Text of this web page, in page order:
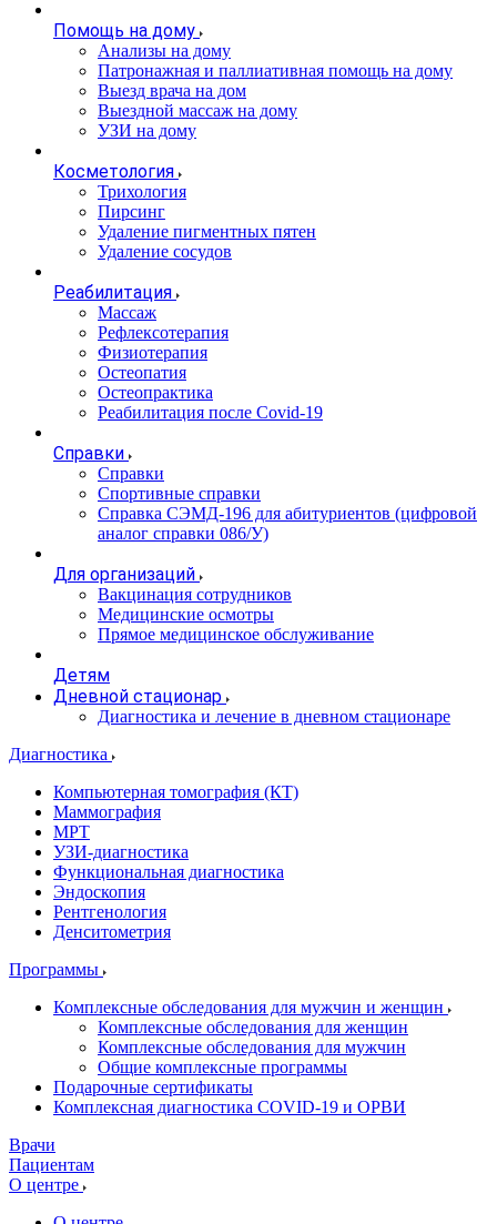
Помощь на дому
Анализы на дому
Патронажная и паллиативная помощь на дому
Выезд врача на дом
Выездной массаж на дому
УЗИ на дому
Косметология
Трихология
Пирсинг
Удаление пигментных пятен
Удаление сосудов
Реабилитация
Массаж
Рефлексотерапия
Физиотерапия
Остеопатия
Остеопрактика
Реабилитация после Covid-19
Справки
Справки
Спортивные справки
Справка СЭМД‑196 для абитуриентов (цифровой
аналог справки 086/У)
Для организаций
Вакцинация сотрудников
Медицинские осмотры
Прямое медицинское обслуживание
Детям
Дневной стационар
Диагностика и лечение в дневном стационаре
Диагностика
Компьютерная томография (КТ)
Маммография
МРТ
УЗИ-диагностика
Функциональная диагностика
Эндоскопия
Рентгенология
Денситометрия
Программы
Комплексные обследования для мужчин и женщин
Комплексные обследования для женщин
Комплексные обследования для мужчин
Общие комплексные программы
Подарочные сертификаты
Комплексная диагностика COVID-19 и ОРВИ
Врачи
Пациентам
О центре